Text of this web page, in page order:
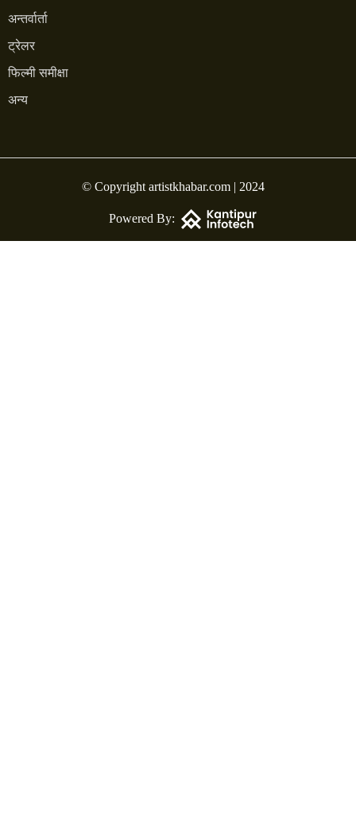
अन्तर्वार्ता
ट्रेलर
फिल्मी समीक्षा
अन्य
© Copyright artistkhabar.com | 2024
Powered By: